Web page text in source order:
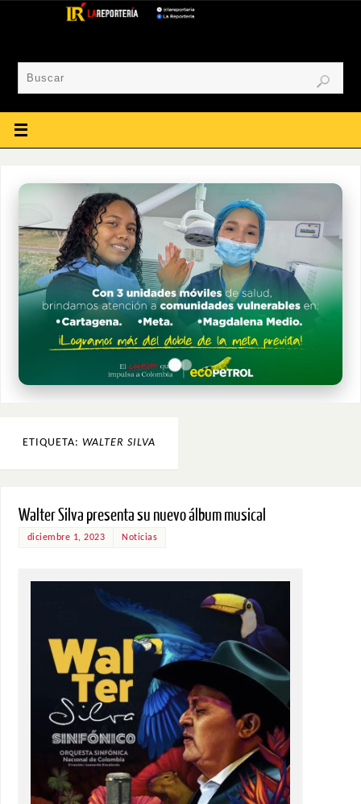
ETIQUETA: WALTER SILVA
Walter Silva presenta su nuevo álbum musical
diciembre 1, 2023 Noticias